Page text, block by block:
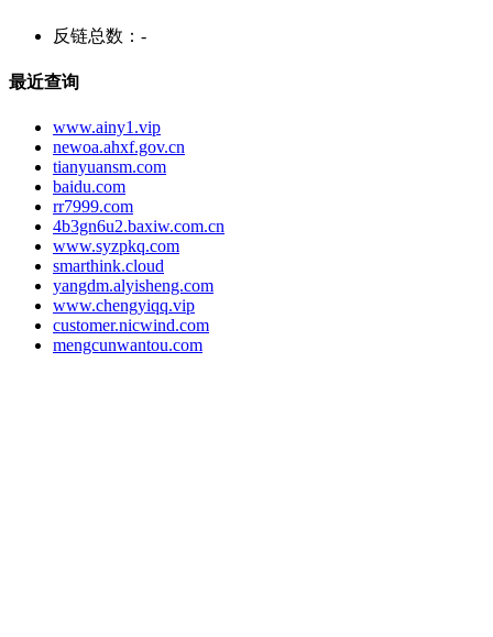
反链总数： -
最近查询
www.ainy1.vip
newoa.ahxf.gov.cn
tianyuansm.com
baidu.com
rr7999.com
4b3gn6u2.baxiw.com.cn
www.syzpkq.com
smarthink.cloud
yangdm.alyisheng.com
www.chengyiqq.vip
customer.nicwind.com
mengcunwantou.com